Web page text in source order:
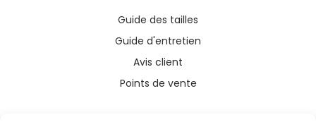
Guide des tailles
Guide d'entretien
Avis client
Points de vente